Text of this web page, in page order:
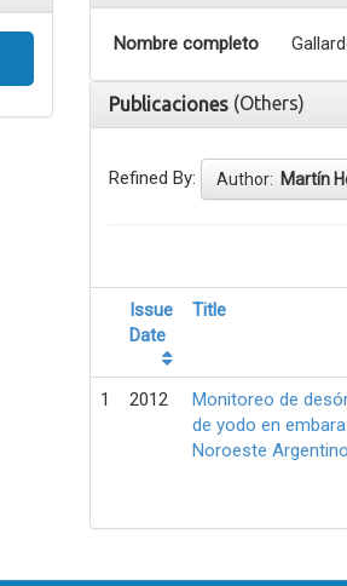
Nombre completo
Publicaciones (Others)
Refined By: Author: Martín
Issue
Date
Title
1 2012
Monitoreo de
de yodo en
Noroeste Argentino